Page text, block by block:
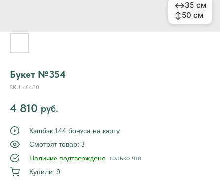
↔35 см
↕50 см
↔35 см
↕50 см
Букет №354
SKU: 40430
4 810 руб.
₽
Кэшбэк 144 бонуса на карту
Смотрят товар: 3
Наличие подтверждено только что
Купили: 9